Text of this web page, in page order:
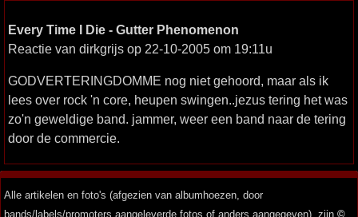
Every Time I Die - Gutter Phenomenon
Reactie van dirkgrijs op 22-10-2005 om 19:11u
GODVERTERINGDOMME nog niet gehoord, maar als ik
lees over rock 'n core, heupen swingen..jezus tering het was
zo'n geweldige band. jammer, weer een band naar de tering
door de commercie.
Alle artikelen en foto's (afgezien van albumhoezen, door
bands/labels/promoters aangeleverde fotos of anders aangegeven), zijn ©